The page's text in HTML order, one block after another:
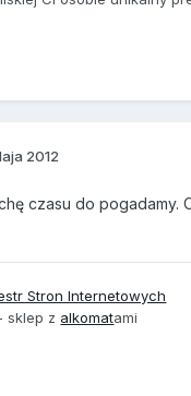
2012
czasu do
Stron Internetowych
sklep z alkomatami